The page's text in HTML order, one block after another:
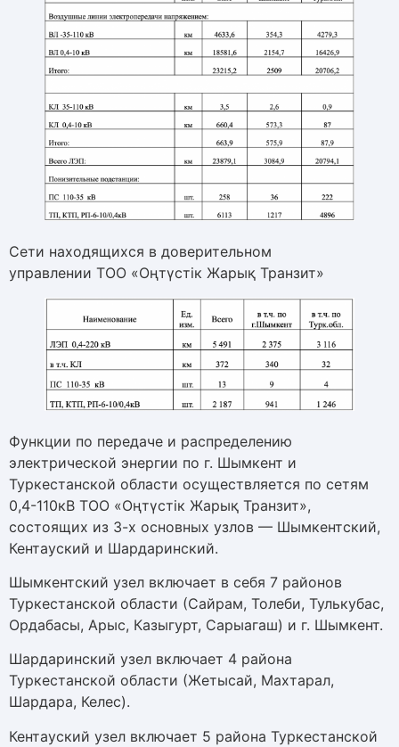
Сети находящихся в доверительном
управлении ТОО «Оңтүстік Жарық Транзит»
Функции по передаче и распределению
электрической энергии по г. Шымкент и
Туркестанской области осуществляется по сетям
0,4-110кВ ТОО «Оңтүстік Жарық Транзит»,
состоящих из 3-х основных узлов — Шымкентский,
Кентауский и Шардаринский.
Шымкентский узел включает в себя 7 районов
Туркестанской области (Сайрам, Толеби, Тулькубас,
Ордабасы, Арыс, Казыгурт, Сарыагаш) и г. Шымкент.
Шардаринский узел включает 4 района
Туркестанской области (Жетысай, Махтарал,
Шардара, Келес).
Кентауский узел включает 5 района Туркестанской